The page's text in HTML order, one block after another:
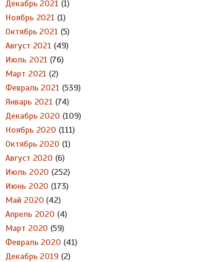
Декабрь 2021 (1)
Ноябрь 2021 (1)
Октябрь 2021 (5)
Август 2021 (49)
Июль 2021 (76)
Март 2021 (2)
Февраль 2021 (539)
Январь 2021 (74)
Декабрь 2020 (109)
Ноябрь 2020 (111)
Октябрь 2020 (1)
Август 2020 (6)
Июль 2020 (252)
Июнь 2020 (173)
Май 2020 (42)
Апрель 2020 (4)
Март 2020 (59)
Февраль 2020 (41)
Декабрь 2019 (2)